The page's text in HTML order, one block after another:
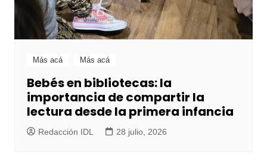
Más acá Más acá
Bebés en bibliotecas: la
importancia de compartir la
lectura desde la primera infancia
Redacción IDL 28 julio, 2026